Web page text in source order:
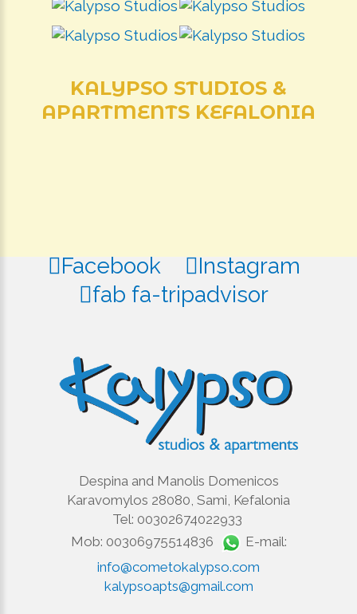
KALYPSO STUDIOS &
APARTMENTS KEFALONIA
Facebook
Instagram
fab fa-tripadvisor
Despina and Manolis Domenicos
Karavomylos 28080, Sami, Kefalonia
Tel: 00302674022933
Mob: 00306975514836
E-mail:
info@cometokalypso.com
kalypsoapts@gmail.com